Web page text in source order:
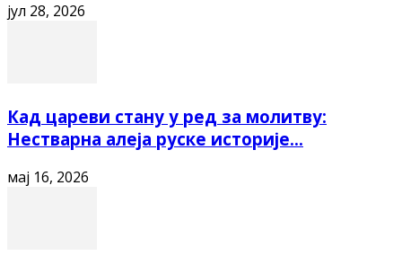
јул 28, 2026
Кад цареви стану у ред за молитву:
Нестварна алеја руске историје...
мај 16, 2026